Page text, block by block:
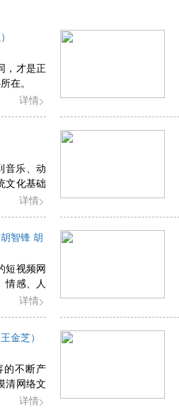
，才是正
在。
详情
音乐、动
文化基础
材、游戏
详情
智锋 胡
短视频网
情感、人
详情
金芝）
的不断产
清网络文
，推动网
详情